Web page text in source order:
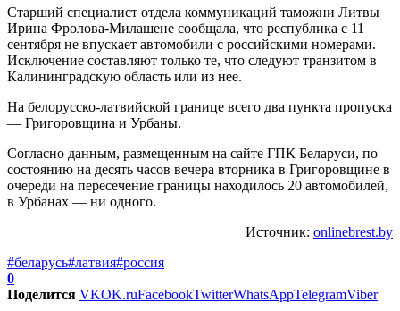
Старший специалист отдела коммуникаций таможни Литвы
Ирина Фролова-Милашене сообщала, что республика с 11
сентября не впускает автомобили с российскими номерами.
Исключение составляют только те, что следуют транзитом в
Калининградскую область или из нее.
На белорусско-латвийской границе всего два пункта пропуска
— Григоровщина и Урбаны.
Согласно данным, размещенным на сайте ГПК Беларуси, по
состоянию на десять часов вечера вторника в Григоровщине в
очереди на пересечение границы находилось 20 автомобилей,
в Урбанах — ни одного.
Источник: onlinebrest.by
#беларусь#латвия#россия
0
Поделится VKOK.ruFacebookTwitterWhatsAppTelegramViber